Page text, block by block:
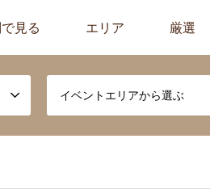
見る エリア 厳選
イベントエリアから選ぶ